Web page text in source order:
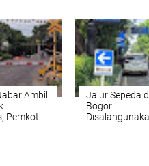
Ambil
Pemkot
Jalur Sepeda
Bogor